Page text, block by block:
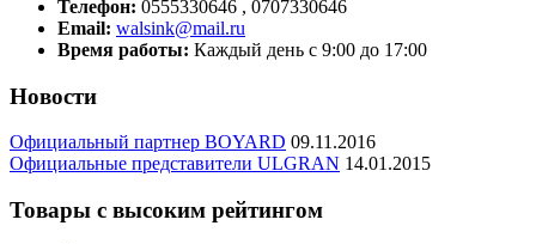
Телефон: 0555330646 , 0707330646
Email: walsink@mail.ru
Время работы: Каждый день с 9:00 до 17:00
Новости
Официальный партнер BOYARD 09.11.2016
Официальные представители ULGRAN 14.01.2015
Товары с высоким рейтингом